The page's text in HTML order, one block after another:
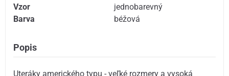
Vzor
jednobarevný
Barva
béžová
Popis
Uteráky amerického typu - veľké rozmery a vysoká